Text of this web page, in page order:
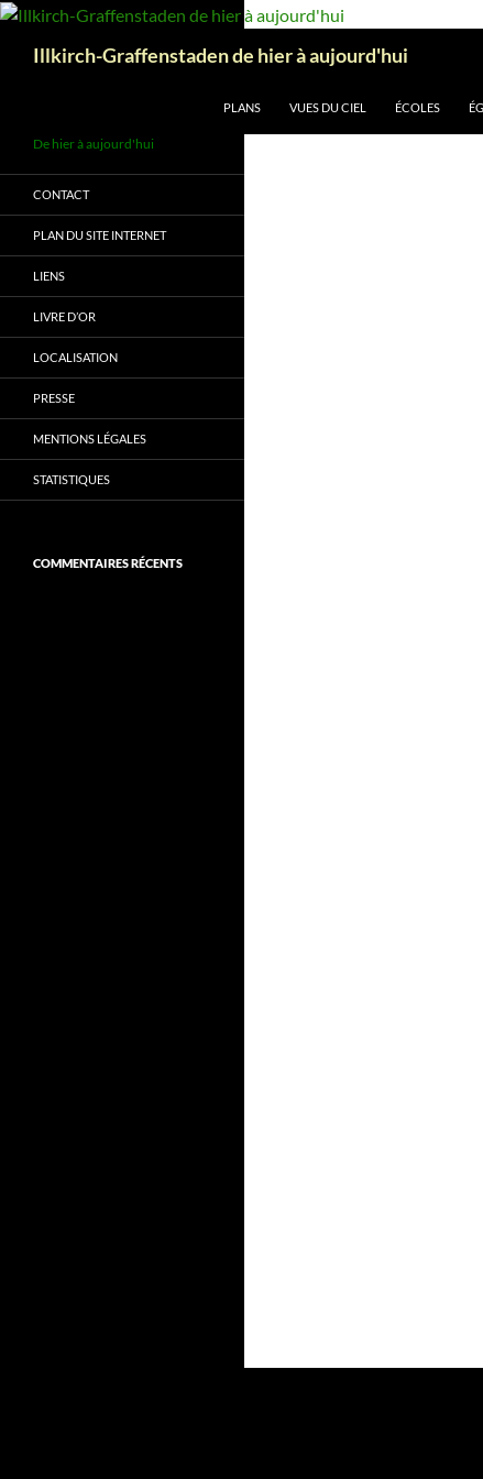
Aller
contenuIllkirch-Graffenstaden de hier à aujourd'hui
PLANS VUES DU CIEL ÉCOLES
De hier à aujourd'hui
CONTACT
PLAN DU SITE INTERNET
LIENS
LIVRE D’OR
LOCALISATION
PRESSE
MENTIONS LÉGALES
STATISTIQUES
COMMENTAIRES RÉCENTS